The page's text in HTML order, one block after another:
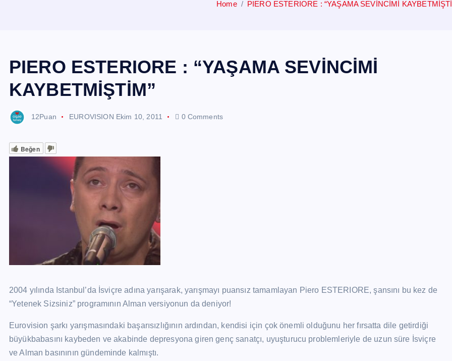
Home PIERO ESTERIORE : “YAŞAMA SEVİNCİMİ
PIERO ESTERIORE : “YAŞAMA SEVİNCİMİ
KAYBETMİŞTİM”
12Puan EUROVISION Ekim 10, 2011 0 Comments
Beğen
2004 yılında Istanbul’da İsviçre adına yarışarak, yarışmayı puansız tamamlayan Piero ESTERIORE, şansını bu kez de
“Yetenek Sizsiniz” programının Alman versiyonun da deniyor!
Eurovision şarkı yarışmasındaki başarısızlığının ardından, kendisi için çok önemli olduğunu her fırsatta dile getirdiği
büyükbabasını kaybeden ve akabinde depresyona giren genç sanatçı, uyuşturucu problemleriyle de uzun süre İsviçre
ve Alman basınının gündeminde kalmıştı.